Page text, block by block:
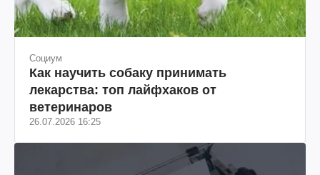
Социум
Как научить собаку принимать
лекарства: топ лайфхаков от
ветеринаров
26.07.2026 16:25